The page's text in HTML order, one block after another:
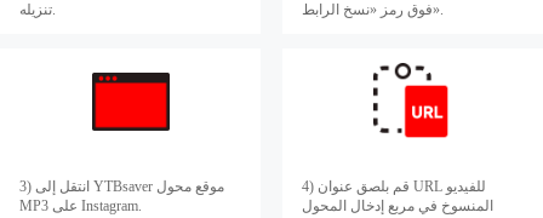
تنزيله.
فوق رمز «نسخ الرابط».
3) انتقل إلى YTBsaver موقع محول
MP3 على Instagram.
4) قم بلصق عنوان URL للفيديو
المنسوخ في مربع إدخال المحول